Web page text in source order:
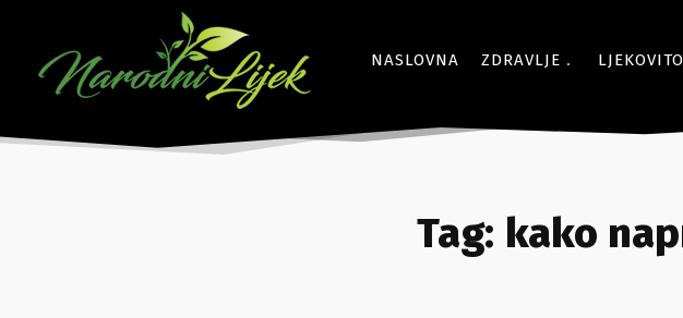
NASLOVNA ZDRAVLJE
Tag: kako